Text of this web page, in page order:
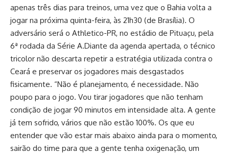
apenas três dias para treinos, uma vez que o Bahia volta a
jogar na próxima quinta-feira, às 21h30 (de Brasília). O
adversário será o Athletico-PR, no estádio de Pituaçu, pela
6ª rodada da Série A.Diante da agenda apertada, o técnico
tricolor não descarta repetir a estratégia utilizada contra o
Ceará e preservar os jogadores mais desgastados
fisicamente. “Não é planejamento, é necessidade. Não
poupo para o jogo. Vou tirar jogadores que não tenham
condição de jogar 90 minutos em intensidade alta. A gente
já tem sofrido, vários que não estão 100%. Os que eu
entender que vão estar mais abaixo ainda para o momento,
sairão do time para que a gente tenha oxigenação, um